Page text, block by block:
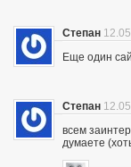
Степан
Еще один
Степан
всем
думаете